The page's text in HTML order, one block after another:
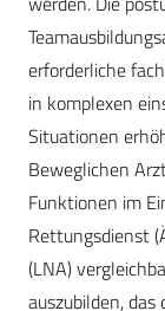
erforderliche
in komplexen
Situationen
Beweglichen
Funktionen im
Rettungsdienst
(LNA)
auszubilden,